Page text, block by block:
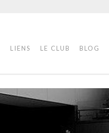
LIENS LE CLUB BLOG